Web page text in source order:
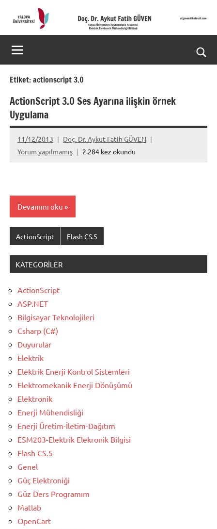
Doç.
Dr.
Aykut
Fatih
GÜVEN-
World's
top
scientists
2025
Web
Sitesi
Etiket:actionscript 3.0
ActionScript 3.0 Ses Ayarına ilişkin örnek
Uygulama
11/12/2013
Doç. Dr. Aykut Fatih GÜVEN
Yorum yapılmamış
2.284 kez okundu
Devamını oku
ActionScript Flash CS.5
KATEGORILER
ActionScript
ASP.NET
Bilgisayar Teknolojileri
Csharp (C#)
Duyurular
Elektrik
Elektrik Enerji Kontrol Sistemleri
Elektromekanik Enerji Dönüşümü
Elektronik
Enerji Mühendisliği
Enerji Üretim-İletim-Dağıtım
ESM203-Elektrik Elekronik Bilgisi
Flash CS.5
Genel
Güç Elektroniği
Güz Ders Programım
Matlab
OpenCart